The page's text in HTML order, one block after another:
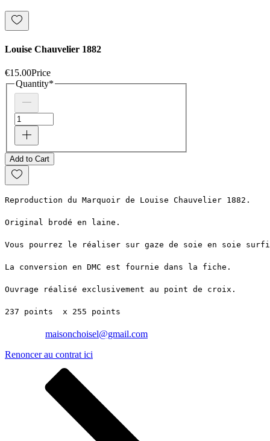
Louise Chauvelier 1882
€15.00Price
Quantity*
Add to Cart
Reproduction du Marquoir de Louise Chauvelier 1882.
Original brodé en laine.
Vous pourrez le réaliser sur gaze de soie en soie
La conversion en DMC est fournie dans la fiche.
Ouvrage réalisé exclusivement au point de croix.
237 points  x 255 points
maisonchoisel@gmail.com
Renoncer au contrat ici